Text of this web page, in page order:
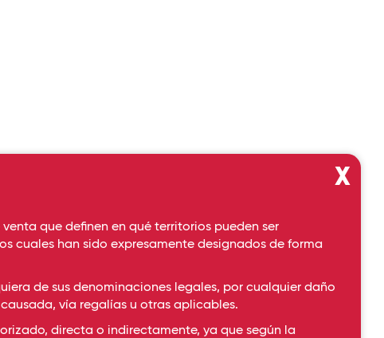
X
que definen en qué territorios pueden ser
cuales han sido expresamente designados de forma
de sus denominaciones legales, por cualquier daño
vía regalías u otras aplicables.
directa o indirectamente, ya que según la